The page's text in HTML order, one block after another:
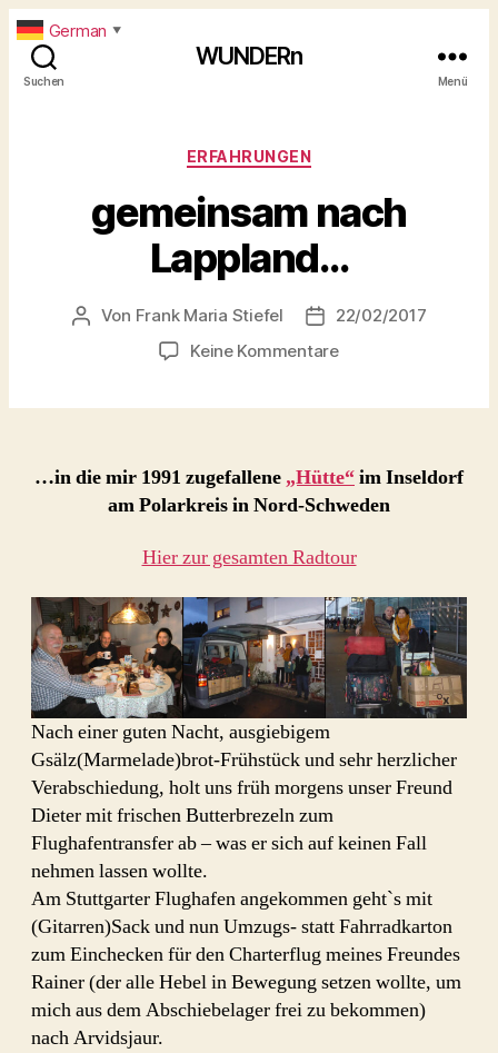
Suchen
WUNDERn
Menü
Kategorien
ERFAHRUNGEN
gemeinsam nach
Lappland…
Beitragsautor
Von Frank Maria Stiefel Beitragsdatum
22/02/2017
Keine Kommentarezu
…in die mir 1991 zugefallene „Hütte“im Inseldorf
am Polarkreis in Nord-Schweden
Hier zur gesamten Radtour
Nach einer guten Nacht, ausgiebigem
Gsälz(Marmelade)brot-Frühstück und sehr herzlicher
Verabschiedung, holt uns früh morgens unser Freund
Dieter mit frischen Butterbrezeln zum
Flughafentransfer ab – was er sich auf keinen Fall
nehmen lassen wollte.
Am Stuttgarter Flughafen angekommen geht`s mit
(Gitarren)Sack und nun Umzugs- statt Fahrradkarton
zum Einchecken für den Charterflug meines Freundes
Rainer (der alle Hebel in Bewegung setzen wollte, um
mich aus dem Abschiebelager frei zu bekommen)
nach Arvidsjaur.
German ▼